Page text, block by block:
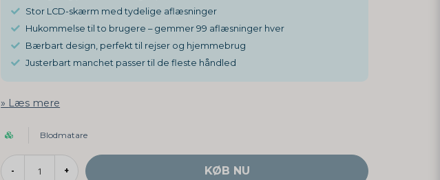
Stor LCD-skærm med tydelige aflæsninger
Hukommelse til to brugere – gemmer 99 aflæsninger hver
Bærbart design, perfekt til rejser og hjemmebrug
Justerbart manchet passer til de fleste håndled
Læs mere
Blodmatare
- + KØB NU